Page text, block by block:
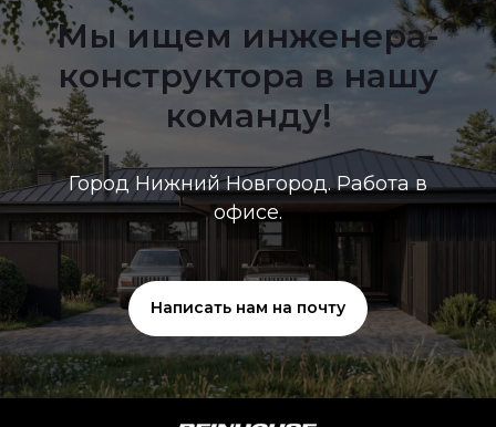
Мы ищем инженера-
конструктора в нашу
команду!
Город Нижний Новгород. Работа в
офисе.
Написать нам на почту